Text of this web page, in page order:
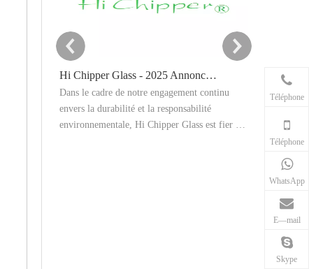
Hi Chipper Glass - 2025 Annonce cible de réduction du carbone
Dans le cadre de notre engagement continu
envers la durabilité et la responsabilité
environnementale, Hi Chipper Glass est fier de
Cet article
le sablage
explique les
applications
traitement,
les
cohérents
production
Téléphone
Téléphone
WhatsApp
E—mail
Skype